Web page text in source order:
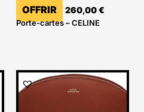
OFFRIR 260,00€
Porte-cartes – CELINE